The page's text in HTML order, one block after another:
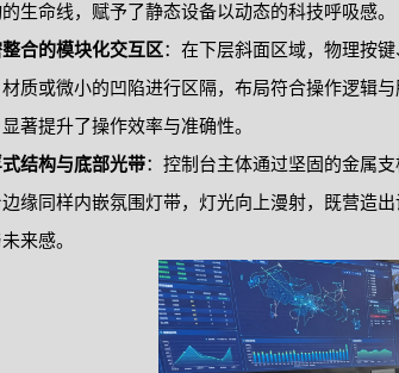
生命线，赋予了静态设备以动态的科技呼吸感。
合的模块化交互区：在下层斜面区域，物理按
质或微小的凹陷进行区隔，布局符合操作逻辑
著提升了操作效率与准确性。
结构与底部光带：控制台主体通过坚固的金属
缘同样内嵌氛围灯带，灯光向上漫射，既营造
来感。